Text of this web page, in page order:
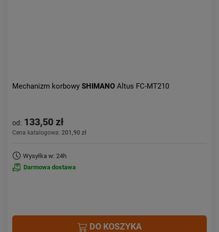
Mechanizm korbowy SHIMANO Altus FC-MT210
od: 133,50 zł
Cena katalogowa: 201,90 zł
Wysyłka w: 24h
Darmowa dostawa
DO KOSZYKA